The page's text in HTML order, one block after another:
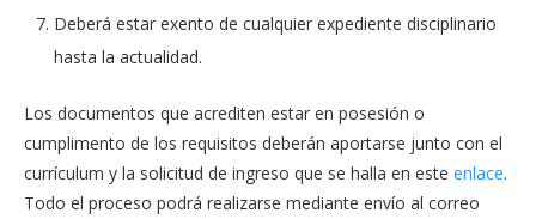
Deberá estar exento de cualquier expediente disciplinario
hasta la actualidad.
Los documentos que acrediten estar en posesión o
cumplimento de los requisitos deberán aportarse junto con el
currículum y la solicitud de ingreso que se halla en este enlace.
Todo el proceso podrá realizarse mediante envío al correo